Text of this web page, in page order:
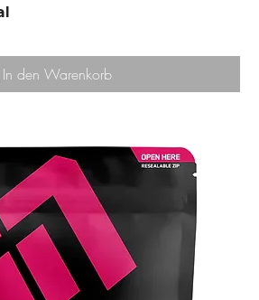
In den Warenkorb